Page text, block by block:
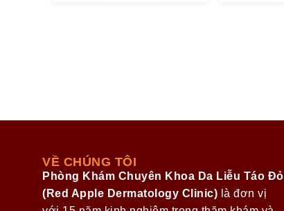
VỀ CHÚNG TÔI
Phòng Khám Chuyên Khoa Da Liễu Táo Đỏ
(Red Apple Dermatology Clinic) là đơn vị